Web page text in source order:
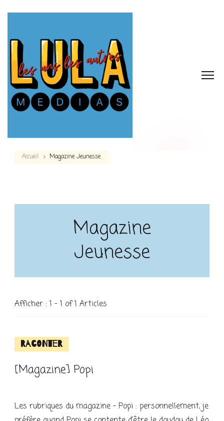
Accueil Magazine Jeunesse
Magazine
Jeunesse
Afficher : 1 - 1 of 1 Articles
Raconter
[Magazine] Popi
Les rubriques du magazine – Popi : personnellement, je